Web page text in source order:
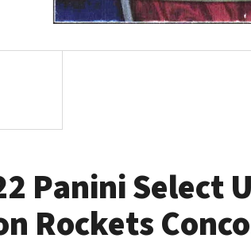
Panini Select
Rockets